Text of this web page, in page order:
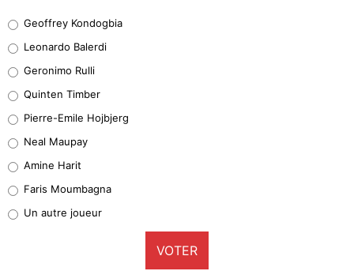
38%
32%
5%
1%
9%
Geoffrey Kondogbia
Leonardo Balerdi
Geronimo Rulli
Quinten Timber
Pierre-Emile Hojbjerg
Neal Maupay
Amine Harit
Faris Moumbagna
Un autre joueur
VOTER